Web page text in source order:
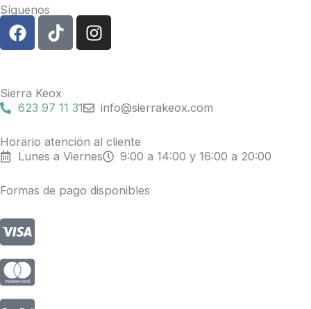
Síguenos
F
a
b
o
k
T
i
o
k
I
n
g
a
m
Sierra Keox
623 97 11 31
info@sierrakeox.com
Horario atención al cliente
Lunes a Viernes
9:00 a 14:00 y 16:00 a 20:00
Formas de pago disponibles